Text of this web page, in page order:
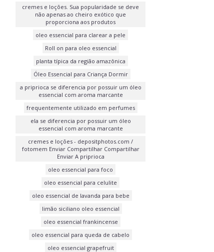
cremes e loções. Sua popularidade se deve
não apenas ao cheiro exótico que
proporciona aos produtos
oleo essencial para clarear a pele
Roll on para oleo essencial
planta típica da região amazônica
Óleo Essencial para Criança Dormir
a priprioca se diferencia por possuir um óleo
essencial com aroma marcante
frequentemente utilizado em perfumes
ela se diferencia por possuir um óleo
essencial com aroma marcante
cremes e loções - depositphotos.com /
fotomem Enviar Compartilhar Compartilhar
Enviar A priprioca
oleo essencial para foco
oleo essencial para celulite
oleo essencial de lavanda para bebe
limão siciliano oleo essencial
oleo essencial frankincense
oleo essencial para queda de cabelo
oleo essencial grapefruit